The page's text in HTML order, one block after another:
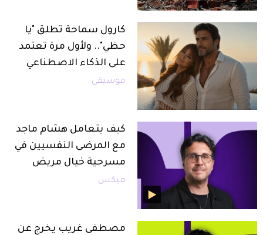
كارول سماحة تطلق "يا
حظي".. ولأول مرة تعتمد
على الذكاء الاصطناعي
موسيقى
كيف يتعامل هشام ماجد
مع المرضى النفسيين في
مسرحية خيال مريض
ميكس
مصطفى غريب يخرج عن